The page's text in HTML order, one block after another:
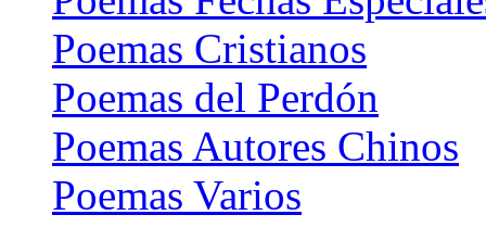
Poemas Cristianos
Poemas del Perdón
Poemas Autores Chinos
Poemas Varios